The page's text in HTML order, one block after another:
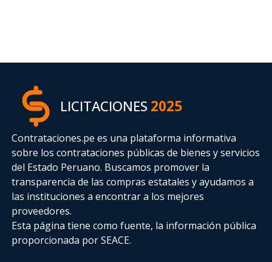
LICITACIONES2025
Contrataciones.pe es una plataforma informativa
sobre los contrataciones públicas de bienes y servicios
del Estado Peruano. Buscamos promover la
transparencia de las compras estatalesy ayudamos a
las instituciones a encontrar a los mejores
proveedores.
Esta página tiene como fuente, la información pública
proporcionada por SEACE.